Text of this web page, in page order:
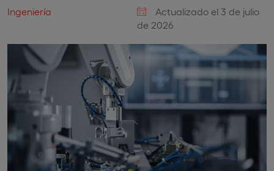
Ingeniería
Actualizado el 3 de julio
de 2026